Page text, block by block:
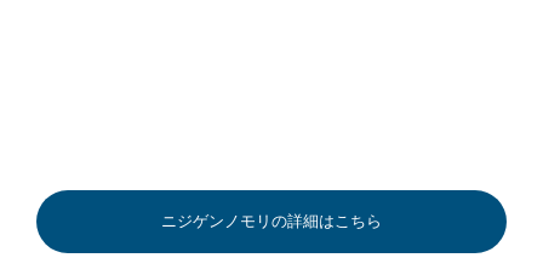
ニジゲンノモリの詳細はこちら